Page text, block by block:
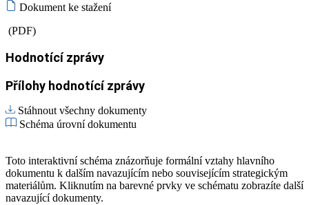
Dokument ke stažení
(PDF)
Hodnotící zprávy
Přílohy hodnotící zprávy
Stáhnout všechny dokumenty
Schéma úrovní dokumentu
Toto interaktivní schéma znázorňuje formální vztahy hlavního
dokumentu k dalším navazujícím nebo souvisejícím strategickým
materiálům. Kliknutím na barevné prvky ve schématu zobrazíte další
navazující dokumenty.